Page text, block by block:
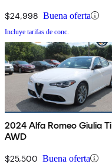
$24,998 Buena oferta
Incluye tarifas de conc.
2024 Alfa Romeo Giulia Ti
AWD
$25,500 Buena oferta